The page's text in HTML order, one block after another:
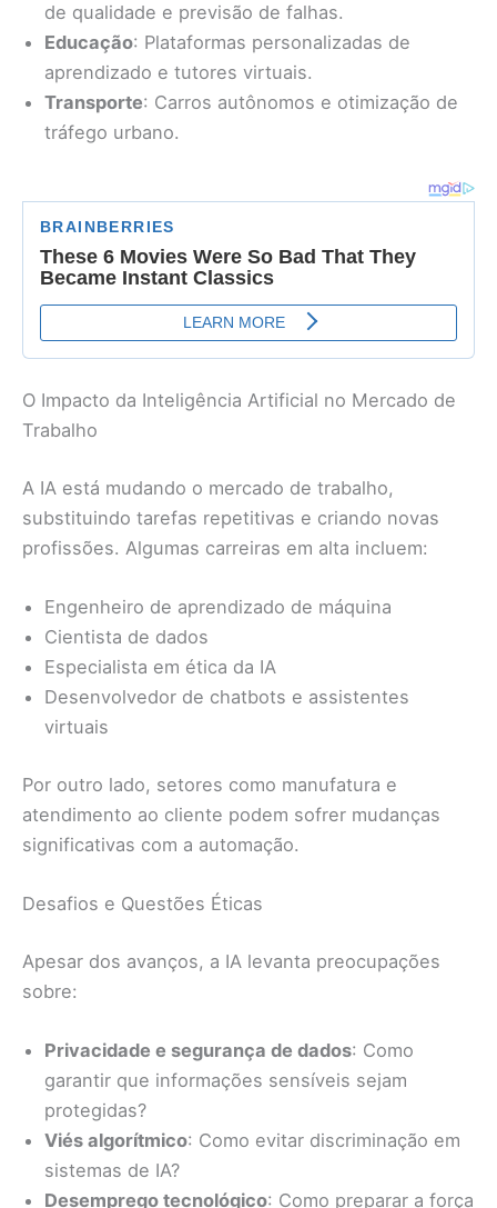
de qualidade e previsão de falhas.
Educação: Plataformas personalizadas de
aprendizado e tutores virtuais.
Transporte: Carros autônomos e otimização de
tráfego urbano.
O Impacto da Inteligência Artificial no Mercado de
Trabalho
A IA está mudando o mercado de trabalho,
substituindo tarefas repetitivas e criando novas
profissões. Algumas carreiras em alta incluem:
Engenheiro de aprendizado de máquina
Cientista de dados
Especialista em ética da IA
Desenvolvedor de chatbots e assistentes
virtuais
Por outro lado, setores como manufatura e
atendimento ao cliente podem sofrer mudanças
significativas com a automação.
Desafios e Questões Éticas
Apesar dos avanços, a IA levanta preocupações
sobre:
Privacidade e segurança de dados: Como
garantir que informações sensíveis sejam
protegidas?
Viés algorítmico: Como evitar discriminação em
sistemas de IA?
Desemprego tecnológico: Como preparar a força